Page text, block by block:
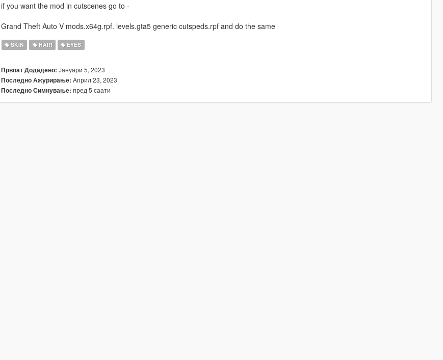
if you want the mod in cutscenes go to -
Grand Theft Auto V mods.x64g.rpf. levels.gta5 generic cutspeds.rpf and do the same
SKIN HAIR EYES
Првпат Додадено: Јануари 5, 2023
Последно Ажурирање: Април 23, 2023
Последно Симнување: пред 5 саати